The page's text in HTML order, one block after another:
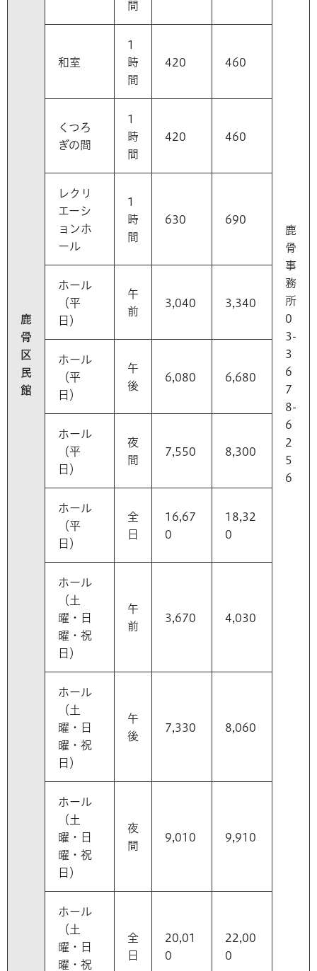
鹿
骨
区
民
館
鹿
骨
事
務
所
0
3-
3
6
7
8-
6
2
5
6
間
和室
1
時
間
420 460
くつろ
ぎの間
1
時
間
420 460
レクリ
エーシ
ョンホ
ール
1
時
間
630 690
ホール
（平
日）
午
前
3,040 3,340
ホール
（平
日）
午
後
6,080 6,680
ホール
（平
日）
夜
間
7,550 8,300
ホール
（平
日）
全
日
16,67
0
18,32
0
ホール
（土
曜・日
曜・祝
日）
午
前
3,670 4,030
ホール
（土
曜・日
曜・祝
日）
午
後
7,330 8,060
ホール
（土
曜・日
曜・祝
日）
夜
間
9,010 9,910
ホール
（土
曜・日
曜・祝
全
日
20,01
0
22,00
0